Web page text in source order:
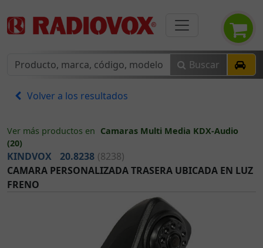
Buscar
Volver a los resultados
Ver más productos en Camaras Multi Media KDX-Audio
(20)
KINDVOX 20.8238 (8238)
CAMARA PERSONALIZADA TRASERA UBICADA EN LUZ
FRENO